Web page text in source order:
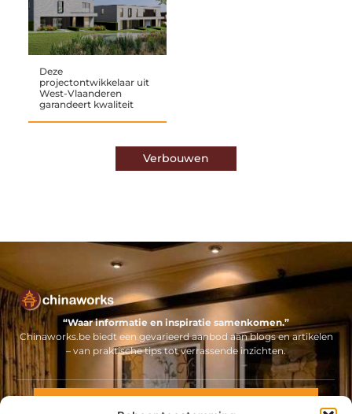
Deze
projectontwikkelaar uit
West-Vlaanderen
garandeert kwaliteit
Verbouwen
“Waar informatie en inspiratie samenkomen.”
Chinaworks.be biedt een gevarieerd aanbod aan blogs en artikelen
– van praktische tips tot verrassende inzichten.